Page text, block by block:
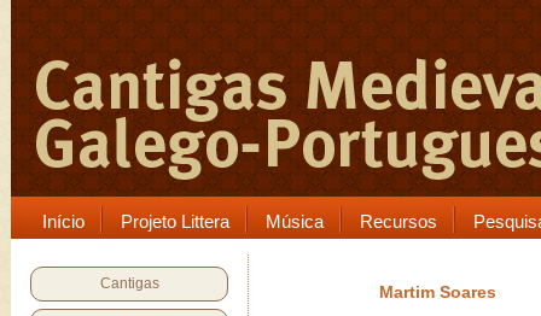
Início Projeto Littera Música Recursos
Cantigas Martim Soares